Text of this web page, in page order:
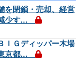
を閉鎖・売却、経営
少す...
ＩＧディッパー木場
京都...